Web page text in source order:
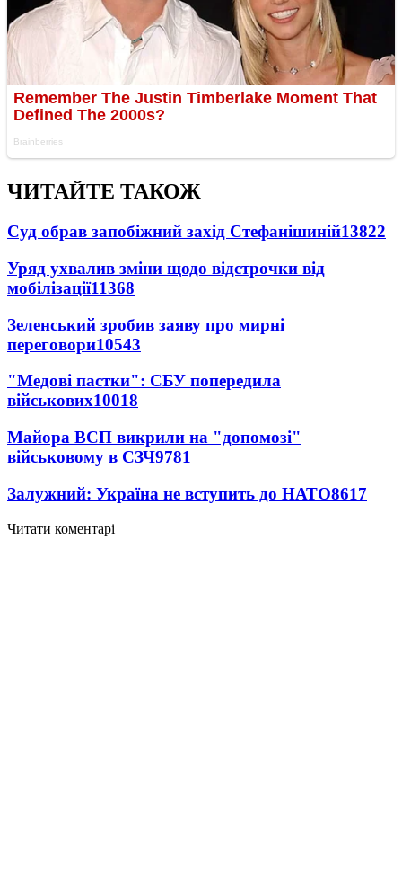
ЧИТАЙТЕ ТАКОЖ
Суд обрав запобіжний захід Стефанішиній13822
Уряд ухвалив зміни щодо відстрочки від
мобілізації11368
Зеленський зробив заяву про мирні
переговори10543
"Медові пастки": СБУ попередила
військових10018
Майора ВСП викрили на "допомозі"
військовому в СЗЧ9781
Залужний: Україна не вступить до НАТО8617
Читати коментарі